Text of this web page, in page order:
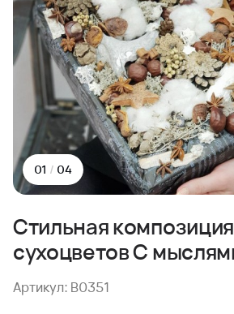
01 / 04
Стильная
сухоцветов С
Артикул: B0351